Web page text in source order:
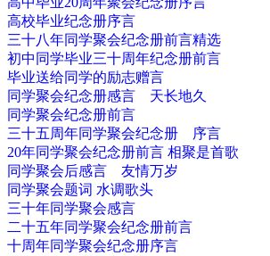
高校毕业纪念册序言
三十八年同学聚会纪念册前言精选
初中同学毕业三十周年纪念册前言
毕业送给同学的励志赠言
同学聚会纪念册感言 天长地久
同学聚会纪念册前言
三十五周年同学聚会纪念册 序言
20年同学聚会纪念册前言 相聚是首歌
同学聚会后感言 友情万岁
同学聚会题词 水调歌头
三十年同学聚会感言
二十五年同学聚会纪念册前言
十周年同学聚会纪念册序言